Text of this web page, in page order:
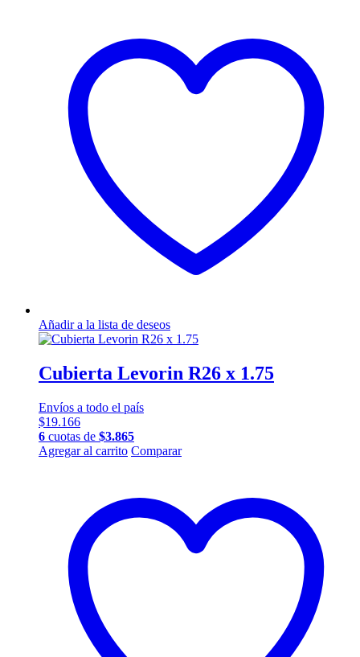
Añadir a la lista de deseos
Cubierta Levorin R26 x 1.75
Envíos a todo el país
$19.166
6 cuotas de $3.865
Agregar al carrito Comparar